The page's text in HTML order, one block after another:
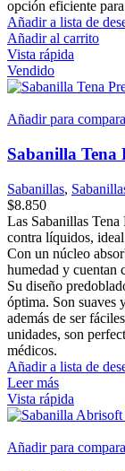
opción eficiente
Añadir a lista de
Añadir al carrito
Vista rápida
Vendido
Añadir para
Sabanilla Tena
Sabanillas,
$8.850
Las Sabanillas
contra líquidos,
Con un núcleo
humedad y cuentan
Su diseño
óptima. Son suaves
además de ser
unidades, son
médicos.
Añadir a lista de
Leer más
Vista rápida
Añadir para